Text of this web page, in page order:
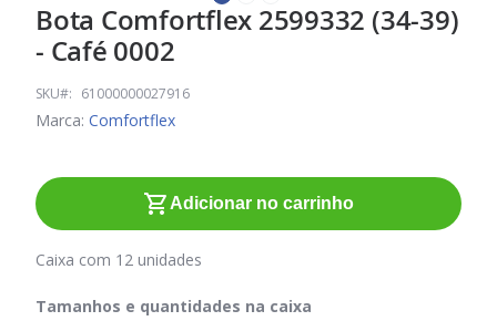
Saltar
para
início
da
imagens
Bota Comfortflex 2599332 (34-39)
- Café 0002
SKU 61000000027916
Marca: Comfortflex
Adicionar no carrinho
Caixa com 12 unidades
Tamanhos e quantidades na caixa